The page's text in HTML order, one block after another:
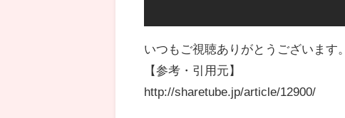
いつもご視聴ありがとうございます。
【参考・引用元】
http://sharetube.jp/article/12900/